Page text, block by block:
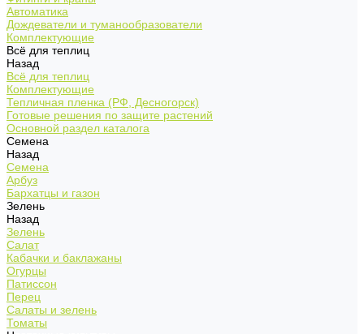
Автоматика
Дождеватели и туманообразователи
Комплектующие
Всё для теплиц
Назад
Всё для теплиц
Комплектующие
Тепличная пленка (РФ, Десногорск)
Готовые решения по защите растений
Основной раздел каталога
Семена
Назад
Семена
Арбуз
Бархатцы и газон
Зелень
Назад
Зелень
Салат
Кабачки и баклажаны
Огурцы
Патиссон
Перец
Салаты и зелень
Томаты